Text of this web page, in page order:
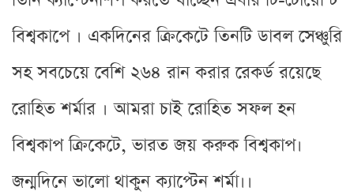
বিশ্বকাপে । একদিনের ক্রিকেটে তিনটি ডাবল সেঞ্চুরি
সহ সবচেয়ে বেশি ২৬৪ রান করার রেকর্ড রয়েছে
রোহিত শর্মার । আমরা চাই রোহিত সফল হন
বিশ্বকাপ ক্রিকেটে, ভারত জয় করুক বিশ্বকাপ।
জন্মদিনে ভালো থাকুন ক্যাপ্টেন শর্মা।।